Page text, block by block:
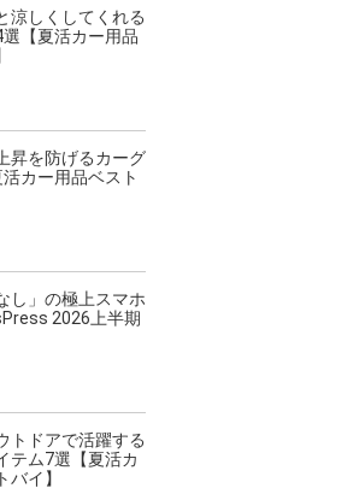
涼しくしてくれる
【夏活カー用品
昇を防げるカーグ
カー用品ベスト
し」の極上スマホ
2026上半期
トドアで活躍する
テム7選【夏活カ
バイ】